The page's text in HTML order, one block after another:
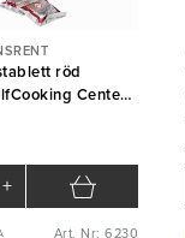
röd
Center
+
Art. Nr: 6230